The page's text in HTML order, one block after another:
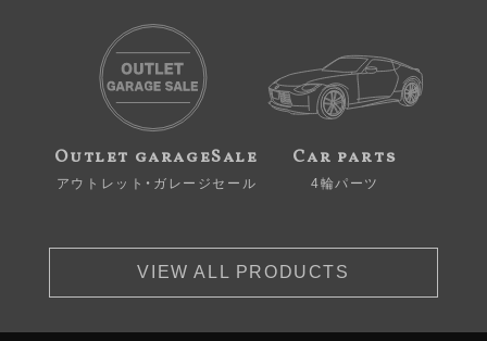
Outlet garageSale
アウトレット・ガレージセール
Car parts
4輪パーツ
VIEW ALL PRODUCTS